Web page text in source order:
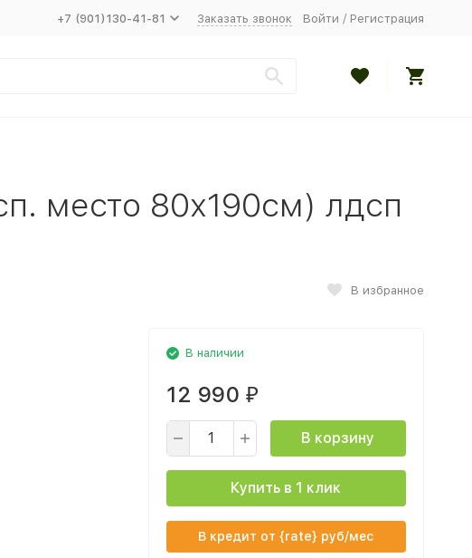
+7 (901)130-41-81 Заказать звонок Войти / Регистрация
место 80х190см) лдсп
В избранное
В наличии
12 990 ₽
В корзину
Купить в 1 клик
В кредит от {rate} руб/мес